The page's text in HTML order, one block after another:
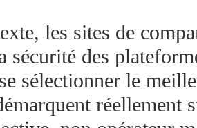
les sites de
sécurité des
sélectionner le
réellement